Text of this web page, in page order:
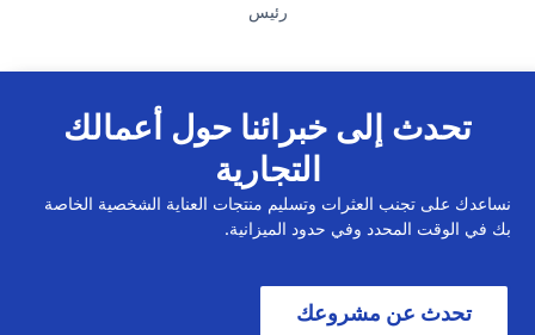
رئيس
تحدث إلى خبرائنا حول أعمالك
التجارية
نساعدك على تجنب العثرات وتسليم منتجات العناية الشخصية الخاصة
بك في الوقت المحدد وفي حدود الميزانية.
تحدث عن مشروعك